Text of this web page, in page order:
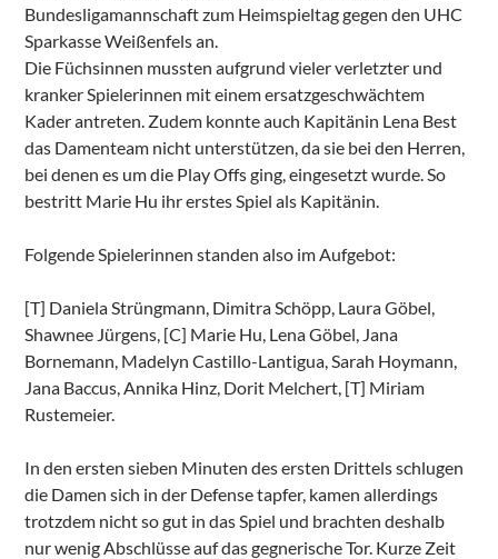
Bundesligamannschaft zum Heimspieltag gegen den UHC
Sparkasse Weißenfels an.
Die Füchsinnen mussten aufgrund vieler verletzter und
kranker Spielerinnen mit einem ersatzgeschwächtem
Kader antreten. Zudem konnte auch Kapitänin Lena Best
das Damenteam nicht unterstützen, da sie bei den Herren,
bei denen es um die Play Offs ging, eingesetzt wurde. So
bestritt Marie Hu ihr erstes Spiel als Kapitänin.
Folgende Spielerinnen standen also im Aufgebot:
[T] Daniela Strüngmann, Dimitra Schöpp, Laura Göbel,
Shawnee Jürgens, [C] Marie Hu, Lena Göbel, Jana
Bornemann, Madelyn Castillo-Lantigua, Sarah Hoymann,
Jana Baccus, Annika Hinz, Dorit Melchert, [T] Miriam
Rustemeier.
In den ersten sieben Minuten des ersten Drittels schlugen
die Damen sich in der Defense tapfer, kamen allerdings
trotzdem nicht so gut in das Spiel und brachten deshalb
nur wenig Abschlüsse auf das gegnerische Tor. Kurze Zeit